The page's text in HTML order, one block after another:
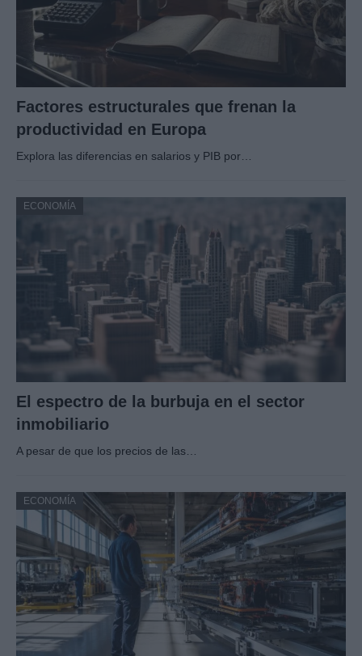
Factores estructurales que frenan la
productividad en Europa
Explora las diferencias en salarios y PIB por…
ECONOMÍA
El espectro de la burbuja en el sector
inmobiliario
A pesar de que los precios de las…
ECONOMÍA